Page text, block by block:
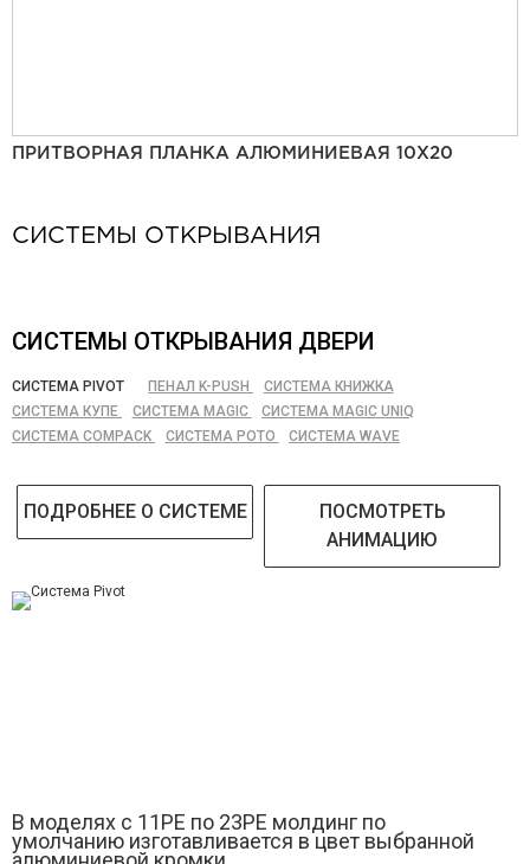
ПРИТВОРНАЯ ПЛАНКА АЛЮМИНИЕВАЯ 10Х20
СИСТЕМЫ ОТКРЫВАНИЯ
СИСТЕМЫ ОТКРЫВАНИЯ ДВЕРИ
СИСТЕМА PIVOT ПЕНАЛ K-PUSH
СИСТЕМА КНИЖКА
СИСТЕМА КУПЕ
СИСТЕМА MAGIC
СИСТЕМА MAGIC UNIQ
СИСТЕМА COMPACK
СИСТЕМА РОТО СИСТЕМА WAVE
ПОДРОБНЕЕ О СИСТЕМЕ
ПОСМОТРЕТЬ
АНИМАЦИЮ
В моделях с 11РЕ по 23PE молдинг по
умолчанию изготавливается в цвет выбранной